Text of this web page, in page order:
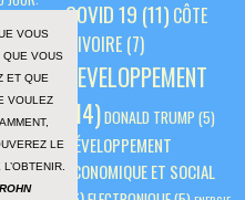
COVID 19 (11) CÔTE
D'IVOIRE (7)
DEVELOPPEMENT
(14)DONALD TRUMP(5)
DÉVELOPPEMENT
ÉCONOMIQUE ET SOCIAL
VOUS
QUE VOUS
ET QUE
VOULEZ
LE